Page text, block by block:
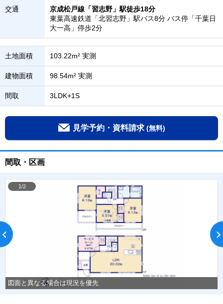
交通
京成松戸線「習志野」駅徒歩18分
東葉高速鉄道「北習志野」駅バス8分 バス停「千葉日
大一高」停歩2分
土地面積 103.22m² 実測
建物面積 98.54m² 実測
間取 3LDK+1S
見学予約・資料請求 (無料)
間取・区画
図面と異なる場合は現況を優先
1/2